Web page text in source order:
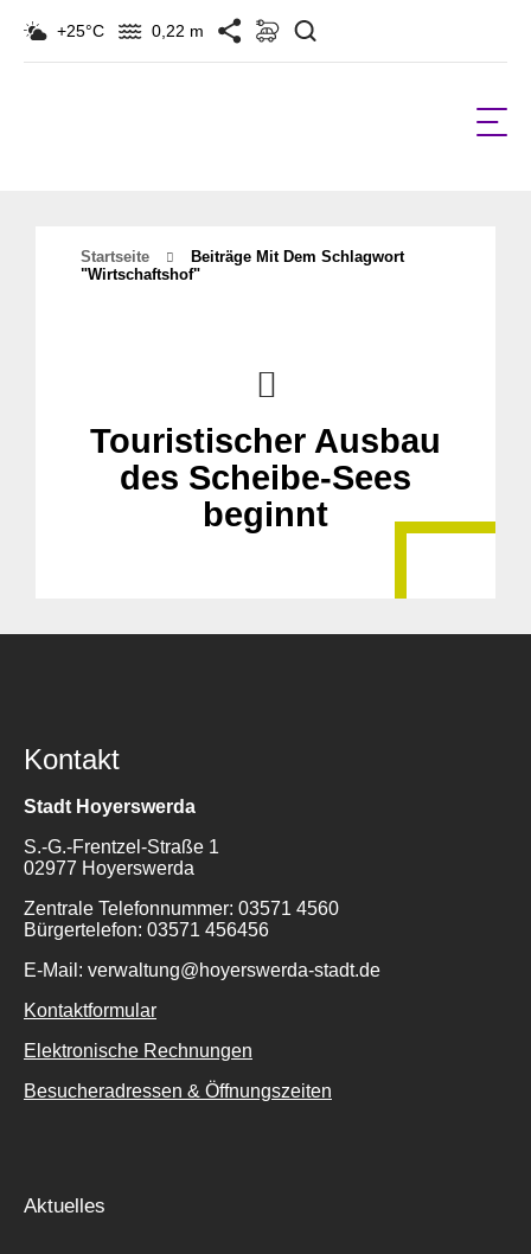
+25°C 0,22 m
Startseite
Beiträge Mit Dem Schlagwort
"wirtschaftshof"
Touristischer Ausbau
des Scheibe-Sees
beginnt
Kontakt
Stadt Hoyerswerda
S.-G.-Frentzel-Straße 1
02977 Hoyerswerda
Zentrale Telefonnummer: 03571 4560
Bürgertelefon: 03571 456456
E-Mail: verwaltung@hoyerswerda-stadt.de
Kontaktformular
Elektronische Rechnungen
Besucheradressen & Öffnungszeiten
Aktuelles